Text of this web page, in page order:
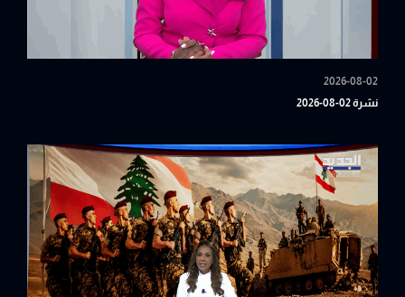
2026-08-02
نشرة 02-08-2026